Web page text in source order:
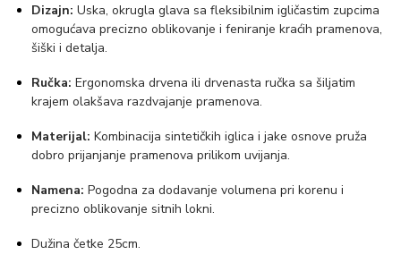
n
a
1
k
l
č
n
Dizajn: Uska, okrugla glava sa fleksibilnim igličastim zupcima
omogućava precizno oblikovanje i feniranje kraćih pramenova,
šiški i detalja.
Ručka: Ergonomska drvena ili drvenasta ručka sa šiljatim
krajem olakšava razdvajanje pramenova.
Materijal: Kombinacija sintetičkih iglica i jake osnove pruža
dobro prijanjanje pramenova prilikom uvijanja.
Namena: Pogodna za dodavanje volumena pri korenu i
precizno oblikovanje sitnih lokni.
Dužina četke 25cm.